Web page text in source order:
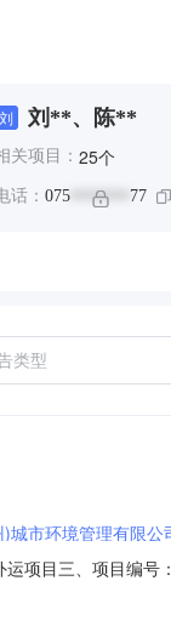
刘 刘**、陈**
关项目： 25个
话： 075 ******* 77
城市环境管理有限公
项目三、项目编
六、合同主